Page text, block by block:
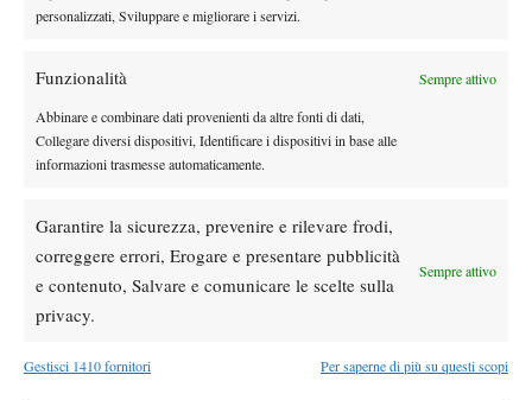
personalizzati, Sviluppare e migliorare i servizi.
Funzionalità Sempre attivo
Abbinare e combinare dati provenienti da altre fonti di dati,
Collegare diversi dispositivi, Identificare i dispositivi in base alle
informazioni trasmesse automaticamente.
Garantire la sicurezza, prevenire e rilevare frodi,
correggere errori, Erogare e presentare pubblicità
e contenuto, Salvare e comunicare le scelte sulla
privacy.
Sempre attivo
Gestisci 1410 fornitori Per saperne di più su questi scopi
TAGGED: Junior Lemon Bowl Lemon Bowl 2011
Nessun commento